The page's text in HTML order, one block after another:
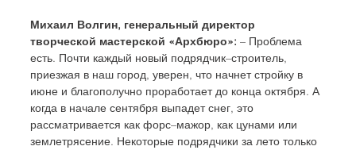
Михаил Волгин, генеральный директор
творческой мастерской «Архбюро»: – Проблема
есть. Почти каждый новый подрядчик–строитель,
приезжая в наш город, уверен, что начнет стройку в
июне и благополучно проработает до конца октября. А
когда в начале сентября выпадет снег, это
рассматривается как форс–мажор, как цунами или
землетрясение. Некоторые подрядчики за лето только